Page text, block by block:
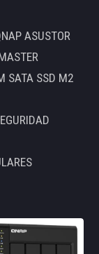
ASUSTOR
SATA SSD M2